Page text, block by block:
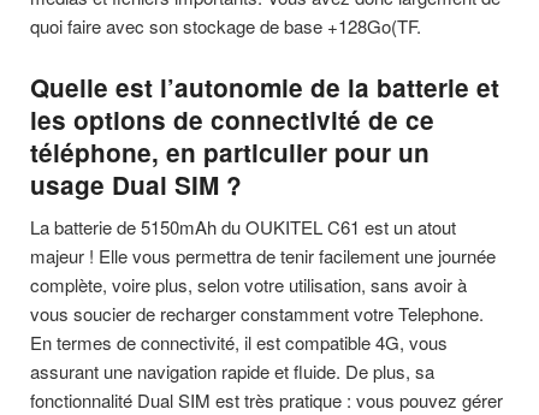
quoi faire avec son stockage de base +128Go(TF.
Quelle est l’autonomie de la batterie et
les options de connectivité de ce
téléphone, en particulier pour un
usage Dual SIM ?
La batterie de 5150mAh du OUKITEL C61 est un atout
majeur ! Elle vous permettra de tenir facilement une journée
complète, voire plus, selon votre utilisation, sans avoir à
vous soucier de recharger constamment votre Telephone.
En termes de connectivité, il est compatible 4G, vous
assurant une navigation rapide et fluide. De plus, sa
fonctionnalité Dual SIM est très pratique : vous pouvez gérer